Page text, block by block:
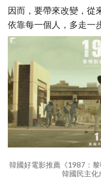
因而，要帶來改變，從
依靠每一個人，多走一
韓國好電影推薦《1987：
韓國民主化